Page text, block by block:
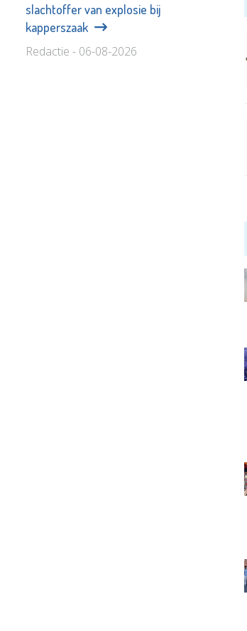
slachtoffer van explosie bij
kapperszaak
Redactie - 06-08-2026